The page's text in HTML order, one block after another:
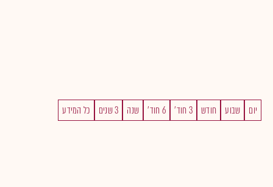
יום שבוע חודש 3 חוד' 6 חוד' שנה 3 שנים כל המידע